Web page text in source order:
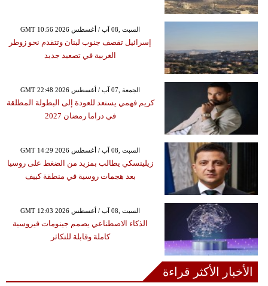
GMT 10:56 2026 السبت ,08 آب / أغسطس
إسرائيل تقصف جنوب لبنان وتتقدم نحو زوطر
الغربية في تصعيد جديد
GMT 22:48 2026 الجمعة ,07 آب / أغسطس
كريم فهمي يستعد للعودة إلى البطولة المطلقة
في دراما رمضان 2027
GMT 14:29 2026 السبت ,08 آب / أغسطس
زيلينسكي يطالب بمزيد من الضغط على روسيا
بعد هجمات روسية في منطقة كييف
GMT 12:03 2026 السبت ,08 آب / أغسطس
الذكاء الاصطناعي يصمم جينومات فيروسية
كاملة وقابلة للتكاثر
الأخبار الأكثر قراءة